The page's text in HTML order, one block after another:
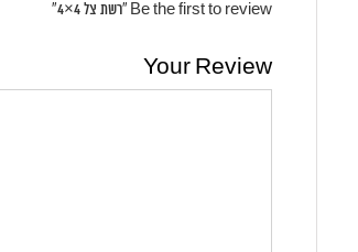
Be the first to review “רשת צל 4×4”
Your Review